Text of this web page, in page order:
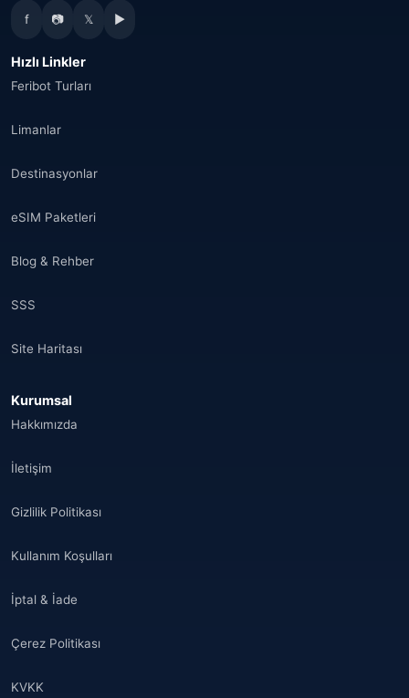
f 📷 𝕏 ▶
Hızlı Linkler
Feribot Turları
Limanlar
Destinasyonlar
eSIM Paketleri
Blog & Rehber
SSS
Site Haritası
Kurumsal
Hakkımızda
İletişim
Gizlilik Politikası
Kullanım Koşulları
İptal & İade
Çerez Politikası
KVKK